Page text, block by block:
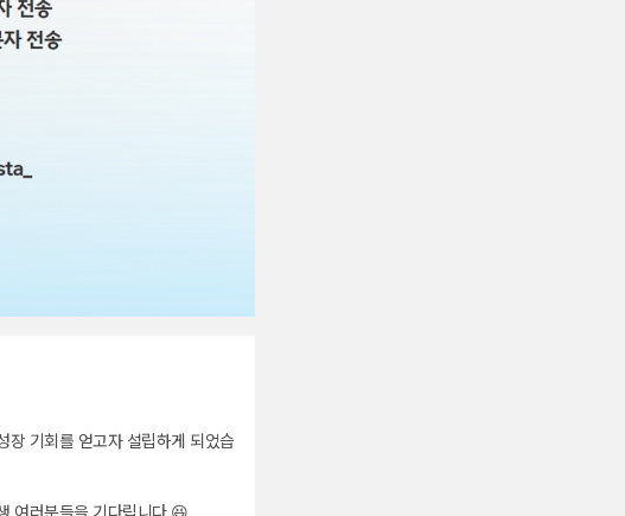
장 기회를 얻고자 설립하게 되었습